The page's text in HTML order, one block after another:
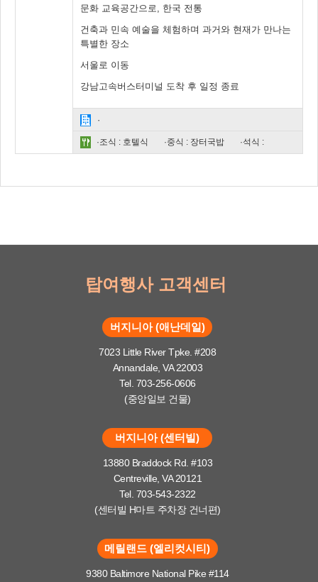
문화 교육공간으로, 한국 전통
건축과 민속 예술을 체험하며 과거와 현재가 만나는
특별한 장소
서울로 이동
강남고속버스터미널 도착 후 일정 종료
·
·조식 : 호텔식 ·중식 : 장터국밥 ·석식 :
탑여행사 고객센터
버지니아 (애난데일)
7023 Little River Tpke. #208
Annandale, VA 22003
Tel. 703-256-0606
(중앙일보 건물)
버지니아 (센터빌)
13880 Braddock Rd. #103
Centreville, VA 20121
Tel. 703-543-2322
(센터빌 H마트 주차장 건너편)
메릴랜드 (엘리컷시티)
9380 Baltimore National Pike #114